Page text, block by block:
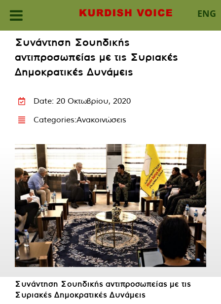
ENG
content
Συνάντηση Σουηδικής
αντιπροσωπείας με τις Συριακές
Δημοκρατικές Δυνάμεις
Date: 20 Οκτωβρίου, 2020
Categories:Ανακοινώσεις
Συνάντηση Σουηδικής αντιπροσωπείας με τις
Συριακές Δημοκρατικές Δυνάμεις